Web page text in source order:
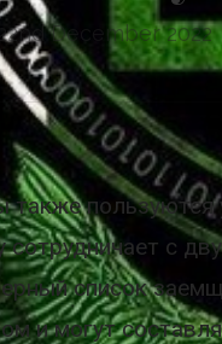
22nd December 2022
также
сотрудничает с
список
и могут